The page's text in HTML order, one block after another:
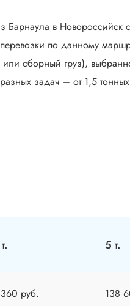
Барнаула в
по данному
сборный груз),
задач – от 1,5
5 т.
руб. 138